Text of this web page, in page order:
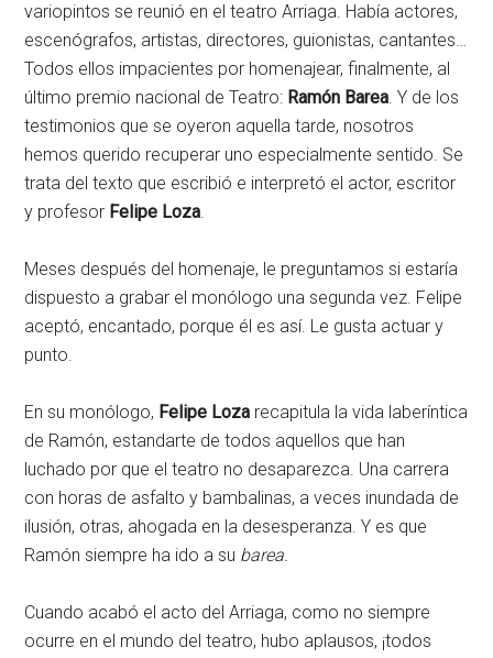
variopintos se reunió en el teatro Arriaga. Había actores,
escenógrafos, artistas, directores, guionistas, cantantes…
Todos ellos impacientes por homenajear, finalmente, al
último premio nacional de Teatro: Ramón Barea. Y de los
testimonios que se oyeron aquella tarde, nosotros
hemos querido recuperar uno especialmente sentido. Se
trata del texto que escribió e interpretó el actor, escritor
y profesor Felipe Loza.
Meses después del homenaje, le preguntamos si estaría
dispuesto a grabar el monólogo una segunda vez. Felipe
aceptó, encantado, porque él es así. Le gusta actuar y
punto.
En su monólogo, Felipe Loza recapitula la vida laberíntica
de Ramón, estandarte de todos aquellos que han
luchado por que el teatro no desaparezca. Una carrera
con horas de asfalto y bambalinas, a veces inundada de
ilusión, otras, ahogada en la desesperanza. Y es que
Ramón siempre ha ido a su barea.
Cuando acabó el acto del Arriaga, como no siempre
ocurre en el mundo del teatro, hubo aplausos, ¡todos